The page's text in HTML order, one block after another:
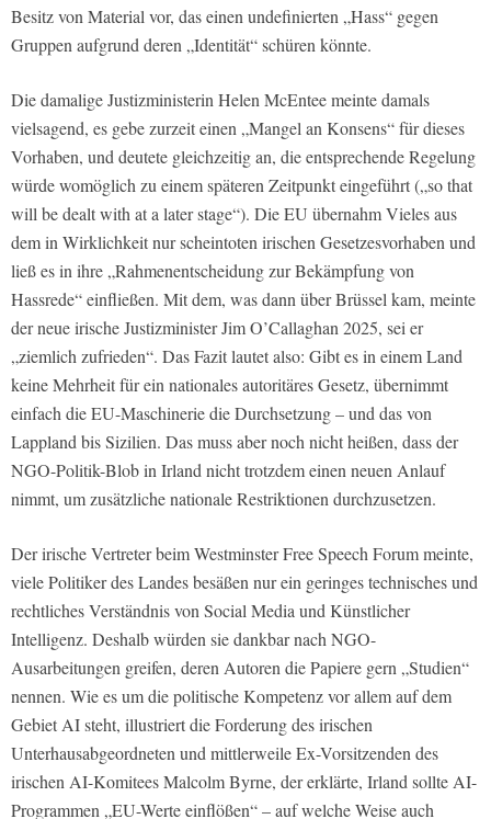
Besitz von Material vor, das einen undefinierten „Hass“ gegen
Gruppen aufgrund deren „Identität“ schüren könnte.
Die damalige Justizministerin Helen McEntee meinte damals
vielsagend, es gebe zurzeit einen „Mangel an Konsens“ für dieses
Vorhaben, und deutete gleichzeitig an, die entsprechende Regelung
würde womöglich zu einem späteren Zeitpunkt eingeführt („so that
will be dealt with at a later stage“). Die EU übernahm Vieles aus
dem in Wirklichkeit nur scheintoten irischen Gesetzesvorhaben und
ließ es in ihre „Rahmenentscheidung zur Bekämpfung von
Hassrede“ einfließen. Mit dem, was dann über Brüssel kam, meinte
der neue irische Justizminister Jim O’Callaghan 2025, sei er
„ziemlich zufrieden“. Das Fazit lautet also: Gibt es in einem Land
keine Mehrheit für ein nationales autoritäres Gesetz, übernimmt
einfach die EU-Maschinerie die Durchsetzung – und das von
Lappland bis Sizilien. Das muss aber noch nicht heißen, dass der
NGO-Politik-Blob in Irland nicht trotzdem einen neuen Anlauf
nimmt, um zusätzliche nationale Restriktionen durchzusetzen.
Der irische Vertreter beim Westminster Free Speech Forum meinte,
viele Politiker des Landes besäßen nur ein geringes technisches und
rechtliches Verständnis von Social Media und Künstlicher
Intelligenz. Deshalb würden sie dankbar nach NGO-
Ausarbeitungen greifen, deren Autoren die Papiere gern „Studien“
nennen. Wie es um die politische Kompetenz vor allem auf dem
Gebiet AI steht, illustriert die Forderung des irischen
Unterhausabgeordneten und mittlerweile Ex-Vorsitzenden des
irischen AI-Komitees Malcolm Byrne, der erklärte, Irland sollte AI-
Programmen „EU-Werte einflößen“ – auf welche Weise auch